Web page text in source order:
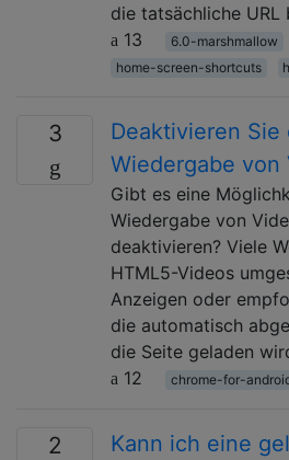
die tatsächliche
13
6.0-marshmallow
home-screen-shortcuts
3
Deaktivieren
Wiedergabe von
Gibt es eine
Wiedergabe von
deaktivieren? Viele
HTML5-Videos
Anzeigen oder
die automatisch
die Seite geladen
12
chrome-for-
2
Kann ich eine